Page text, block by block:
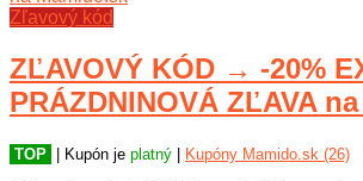
Zľavový kód
ZĽAVOVÝ KÓD → -20%
PRÁZDNINOVÁ ZĽAVA
TOP | Kupón je platný | Kupóny Mamido.sk (26)